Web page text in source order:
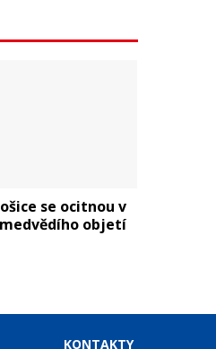
se ocitnou v
objetí
KONTAKTY